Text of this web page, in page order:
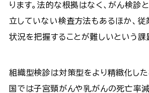
ります。法的な根拠はなく、がん検診
立していない検査方法もあるほか、
状況を把握することが難しいという課
組織型検診は対策型をより精緻化し
国では子宮頸がんや乳がんの死亡率